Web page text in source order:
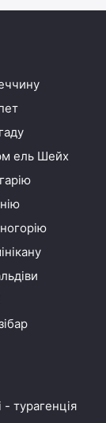
ель Шейх
- турагенція